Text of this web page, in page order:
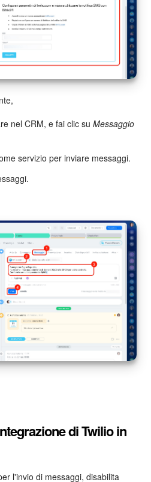
nel CRM, e fai clic su Messaggio
servizio per inviare messaggi.
di Twilio in
l'invio di messaggi, disabilita